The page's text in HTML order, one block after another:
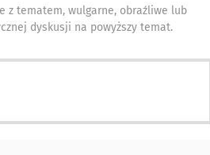
z tematem, wulgarne, obraźliwe lub
dyskusji na powyższy temat.